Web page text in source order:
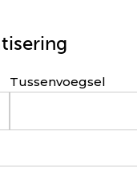
Tussenvoegsel